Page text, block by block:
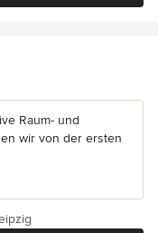
Raum- und
wir von der ersten